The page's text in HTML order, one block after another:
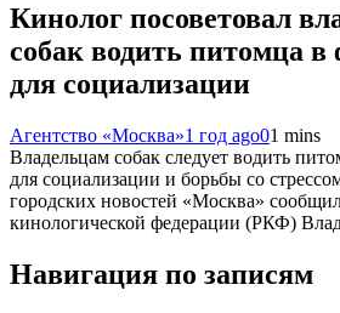
Кинолог посоветовал
собак водить питомца в
для социализации
Агентство «Москва»1 год ago01 mins
Владельцам собак следует водить
для социализации и борьбы со
городских новостей «Москва»
кинологической федерации (РКФ)
Навигация по записям